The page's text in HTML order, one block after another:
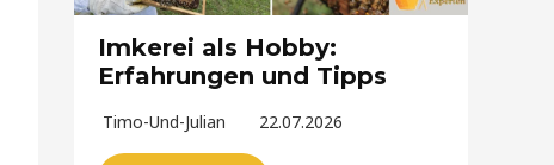
Imkerei als Hobby:
Erfahrungen und Tipps
Timo-Und-Julian 22.07.2026